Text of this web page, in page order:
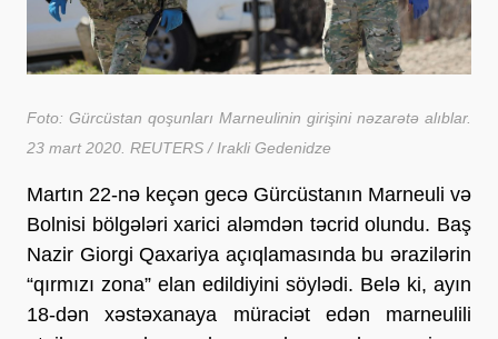
Foto: Gürcüstan qoşunları Marneulinin girişini nəzarətə alıblar.
23 mart 2020. REUTERS / Irakli Gedenidze
Martın 22-nə keçən gecə Gürcüstanın Marneuli və
Bolnisi bölgələri xarici aləmdən təcrid olundu. Baş
Nazir Giorgi Qaxariya açıqlamasında bu ərazilərin
“qırmızı zona” elan edildiyini söylədi. Belə ki, ayın
18-dən xəstəxanaya müraciət edən marneulili